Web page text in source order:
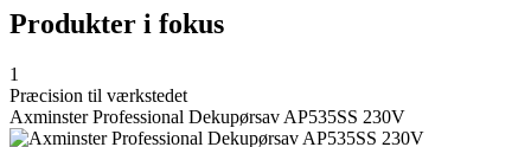
Produkter i fokus
1
Præcision til værkstedet
Axminster Professional Dekupørsav AP535SS 230V